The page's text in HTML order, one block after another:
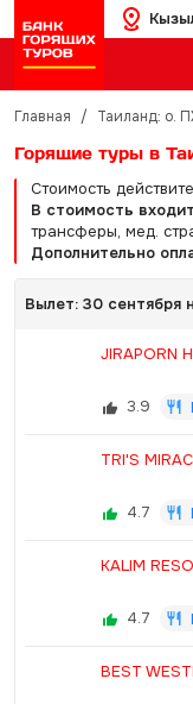
Главная / Таиланд: о.
Горящие туры в
Стоимость
В стоимость входит
трансферы, мед.
Дополнительно
Вылет: 30 сентября
JIRAPORN
3.9
TRI'S
4.7
KALIM
4.7
BEST